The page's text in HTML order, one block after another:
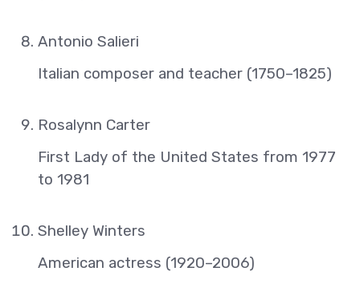
Antonio Salieri
Italian composer and teacher (1750–1825)
Rosalynn Carter
First Lady of the United States from 1977
to 1981
Shelley Winters
American actress (1920–2006)